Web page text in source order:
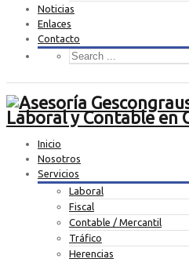
Noticias
Enlaces
Contacto
Inicio
Nosotros
Servicios
Laboral
Fiscal
Contable / Mercantil
Tráfico
Herencias